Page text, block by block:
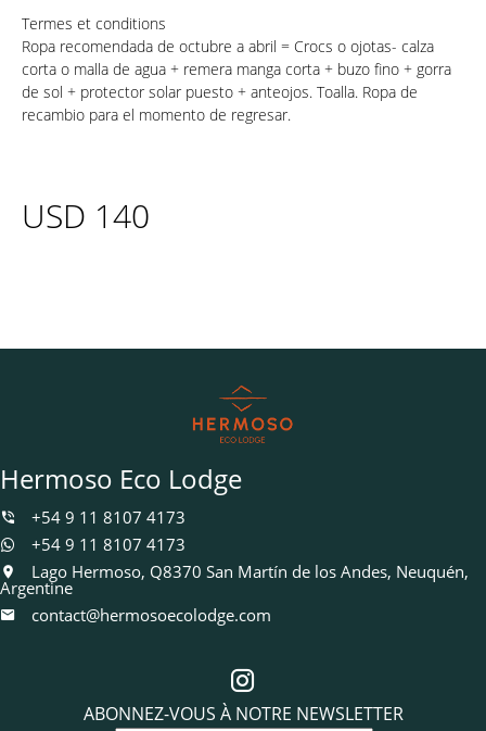
Termes et conditions
Ropa recomendada de octubre a abril = Crocs o ojotas- calza
corta o malla de agua + remera manga corta + buzo fino + gorra
de sol + protector solar puesto + anteojos. Toalla. Ropa de
recambio para el momento de regresar.
USD 140
Hermoso Eco Lodge
+54 9 11 8107 4173
+54 9 11 8107 4173
Lago Hermoso, Q8370 San Martín de los Andes, Neuquén,
Argentine
contact@hermosoecolodge.com
ABONNEZ-VOUS À NOTRE NEWSLETTER